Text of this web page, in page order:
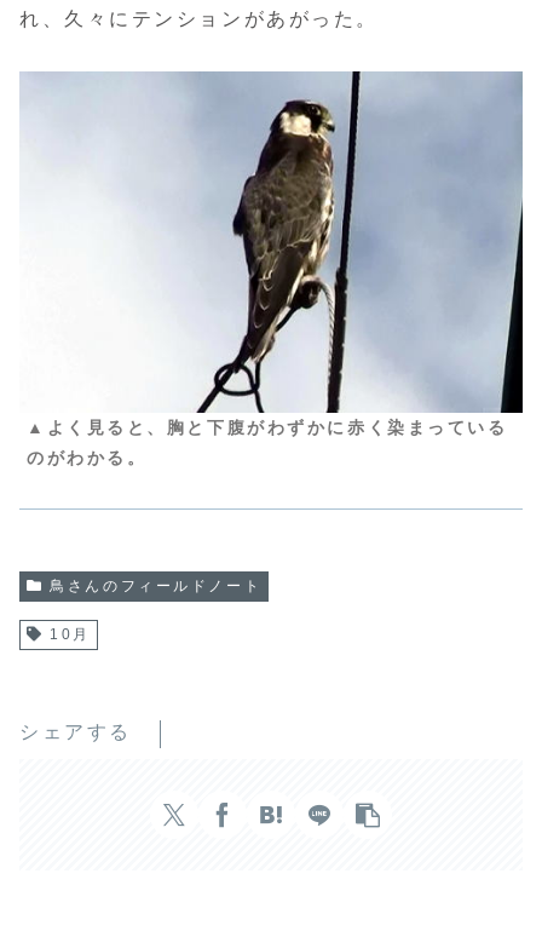
れ、久々にテンションがあがった。
▲よく見ると、胸と下腹がわずかに赤く染まっている
のがわかる。
鳥さんのフィールドノート
10月
シェアする